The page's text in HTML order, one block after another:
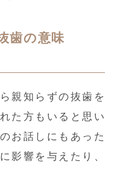
歯の意味
親知らずの抜歯を
た方もいると思い
お話しにもあった
影響を与えたり、